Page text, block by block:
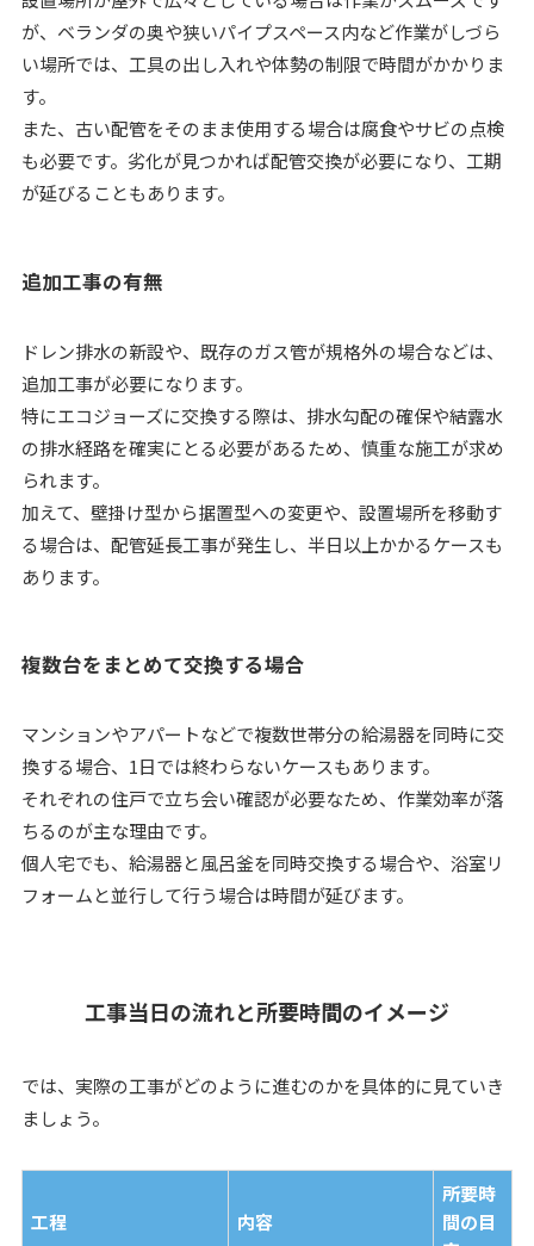
が、ベランダの奥や狭いパイプスペース内など作業がしづら
い場所では、工具の出し入れや体勢の制限で時間がかかりま
す。
また、古い配管をそのまま使用する場合は腐食やサビの点検
も必要です。劣化が見つかれば配管交換が必要になり、工期
が延びることもあります。
追加工事の有無
ドレン排水の新設や、既存のガス管が規格外の場合などは、
追加工事が必要になります。
特にエコジョーズに交換する際は、排水勾配の確保や結露水
の排水経路を確実にとる必要があるため、慎重な施工が求め
られます。
加えて、壁掛け型から据置型への変更や、設置場所を移動す
る場合は、配管延長工事が発生し、半日以上かかるケースも
あります。
複数台をまとめて交換する場合
マンションやアパートなどで複数世帯分の給湯器を同時に交
換する場合、1日では終わらないケースもあります。
それぞれの住戸で立ち会い確認が必要なため、作業効率が落
ちるのが主な理由です。
個人宅でも、給湯器と風呂釜を同時交換する場合や、浴室リ
フォームと並行して行う場合は時間が延びます。
工事当日の流れと所要時間のイメージ
では、実際の工事がどのように進むのかを具体的に見ていき
ましょう。
工程 内容
所要時
間の目